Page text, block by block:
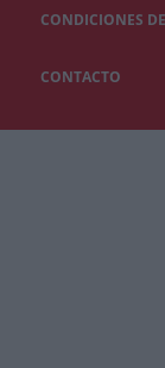
CONDICIONES
CONTACTO